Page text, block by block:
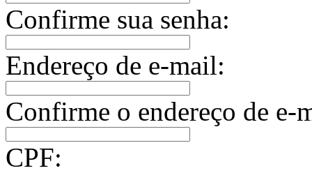
Confirme sua senha:
Endereço de e-mail:
Confirme o endereço de e-
CPF: